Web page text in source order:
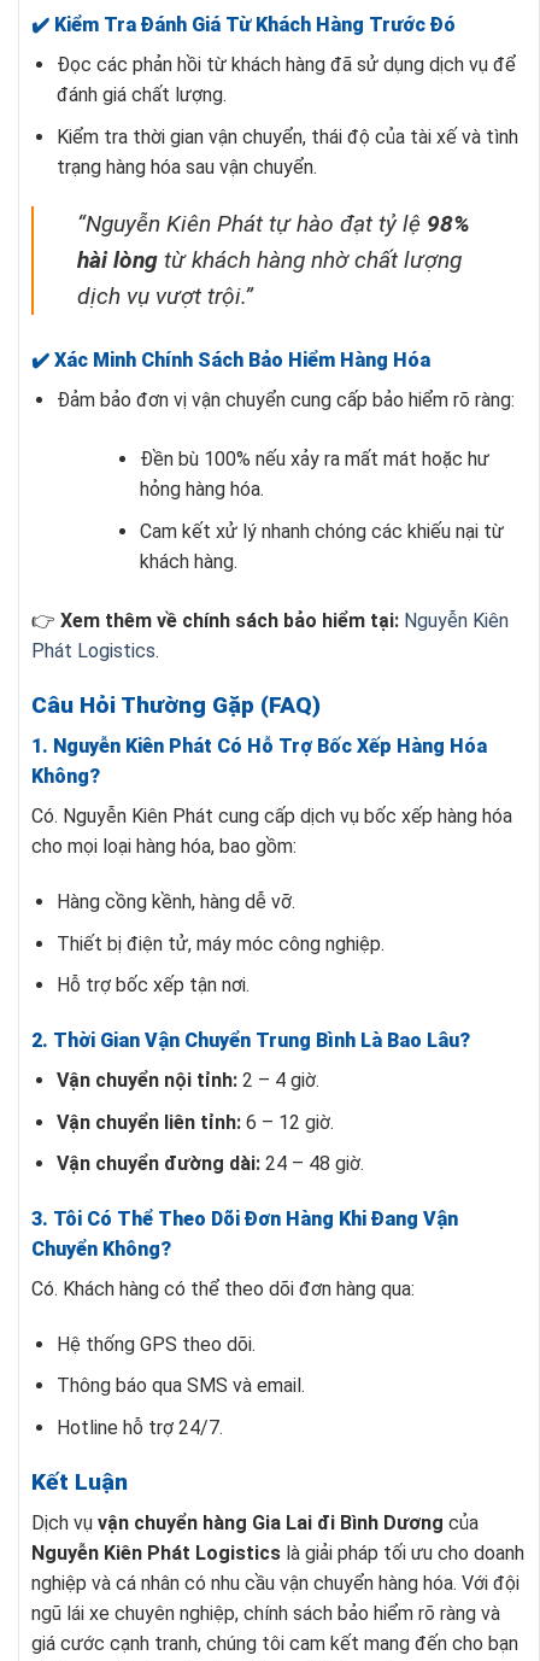
✔️ Kiểm Tra Đánh Giá Từ Khách Hàng Trước Đó
Đọc các phản hồi từ khách hàng đã sử dụng dịch vụ để
đánh giá chất lượng.
Kiểm tra thời gian vận chuyển, thái độ của tài xế và tình
trạng hàng hóa sau vận chuyển.
“Nguyễn Kiên Phát tự hào đạt tỷ lệ 98%
hài lòng từ khách hàng nhờ chất lượng
dịch vụ vượt trội.”
✔️ Xác Minh Chính Sách Bảo Hiểm Hàng Hóa
Đảm bảo đơn vị vận chuyển cung cấp bảo hiểm rõ ràng:
Đền bù 100% nếu xảy ra mất mát hoặc hư
hỏng hàng hóa.
Cam kết xử lý nhanh chóng các khiếu nại từ
khách hàng.
👉 Xem thêm về chính sách bảo hiểm tại: Nguyễn Kiên
Phát Logistics.
Câu Hỏi Thường Gặp (FAQ)
1. Nguyễn Kiên Phát Có Hỗ Trợ Bốc Xếp Hàng Hóa
Không?
Có. Nguyễn Kiên Phát cung cấp dịch vụ bốc xếp hàng hóa
cho mọi loại hàng hóa, bao gồm:
Hàng cồng kềnh, hàng dễ vỡ.
Thiết bị điện tử, máy móc công nghiệp.
Hỗ trợ bốc xếp tận nơi.
2. Thời Gian Vận Chuyển Trung Bình Là Bao Lâu?
Vận chuyển nội tỉnh:2 – 4 giờ.
Vận chuyển liên tỉnh:6 – 12 giờ.
Vận chuyển đường dài:24 – 48 giờ.
3. Tôi Có Thể Theo Dõi Đơn Hàng Khi Đang Vận
Chuyển Không?
Có. Khách hàng có thể theo dõi đơn hàng qua:
Hệ thống GPS theo dõi.
Thông báo qua SMS và email.
Hotline hỗ trợ 24/7.
Kết Luận
Dịch vụ vận chuyển hàng Gia Lai đi Bình Dương của
Nguyễn Kiên Phát Logistics là giải pháp tối ưu cho doanh
nghiệp và cá nhân có nhu cầu vận chuyển hàng hóa. Với đội
ngũ lái xe chuyên nghiệp, chính sách bảo hiểm rõ ràng và
giá cước cạnh tranh, chúng tôi cam kết mang đến cho bạn